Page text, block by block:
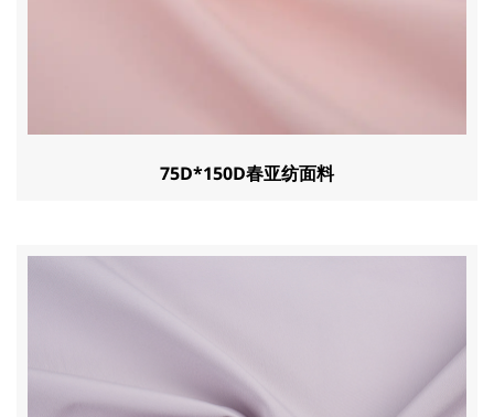
75D*150D春亚纺面料